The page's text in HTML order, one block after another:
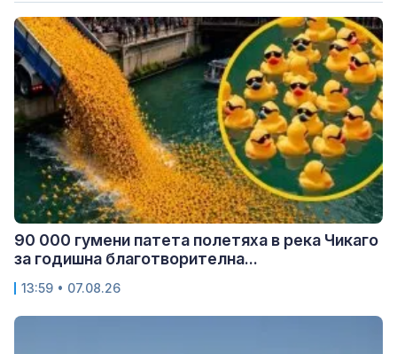
90 000 гумени патета полетяха в река Чикаго
за годишна благотворителна...
13:59 • 07.08.26